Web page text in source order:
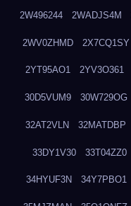
2W496244 2WADJS4M
2WV0ZHMD 2X7CQ1SY
2YT95AO1 2YV3O361
30D5VUM9 30W729OG
32AT2VLN 32MATDBP
33DY1V30 33T04ZZ0
34HYUF3N 34Y7PBO1